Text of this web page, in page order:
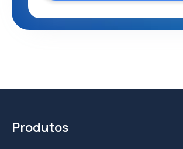
Produtos